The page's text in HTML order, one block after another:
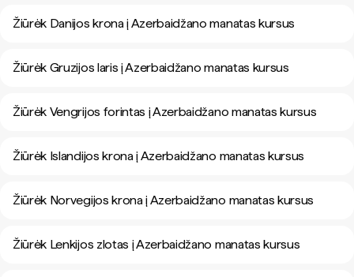
Žiūrėk Danijos krona į Azerbaidžano manatas kursus
Žiūrėk Gruzijos laris į Azerbaidžano manatas kursus
Žiūrėk Vengrijos forintas į Azerbaidžano manatas kursus
Žiūrėk Islandijos krona į Azerbaidžano manatas kursus
Žiūrėk Norvegijos krona į Azerbaidžano manatas kursus
Žiūrėk Lenkijos zlotas į Azerbaidžano manatas kursus